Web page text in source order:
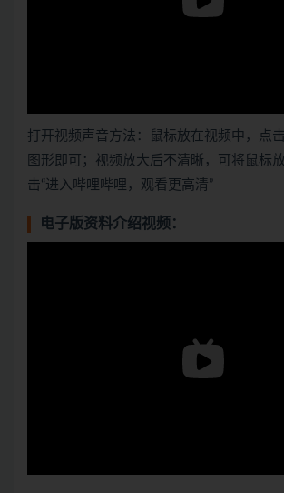
打开视频声音方法：鼠标放在视频中，点
图形即可；视频放大后不清晰，可将鼠标
击“进入哔哩哔哩，观看更高清”
电子版资料介绍视频：